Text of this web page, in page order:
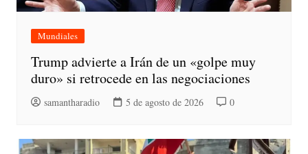
Mundiales
Trump advierte a Irán de un «golpe muy
duro» si retrocede en las negociaciones
samantharadio 5 de agosto de 2026 0